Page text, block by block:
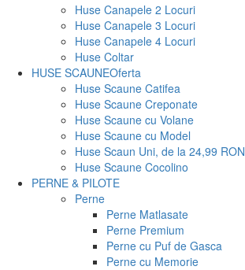
Huse Canapele 2 Locuri
Huse Canapele 3 Locuri
Huse Canapele 4 Locuri
Huse Coltar
HUSE SCAUNEOferta
Huse Scaune Catifea
Huse Scaune Creponate
Huse Scaune cu Volane
Huse Scaune cu Model
Huse Scaun Uni, de la 24,99 RON
Huse Scaune Cocolino
PERNE & PILOTE
Perne
Perne Matlasate
Perne Premium
Perne cu Puf de Gasca
Perne cu Memorie